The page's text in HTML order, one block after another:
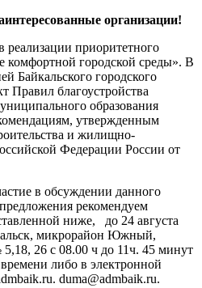
организации!
реализации приоритетного
городской среды». В
Байкальского городского
Правил благоустройства
образования
утвержденным
и жилищно-
Федерации России от
в обсуждении данного
рекомендуем
ниже, до 24 августа
микрорайон Южный,
26 с 08.00 ч до 11ч. 45 минут
либо в электронной
duma@admbaik.ru.